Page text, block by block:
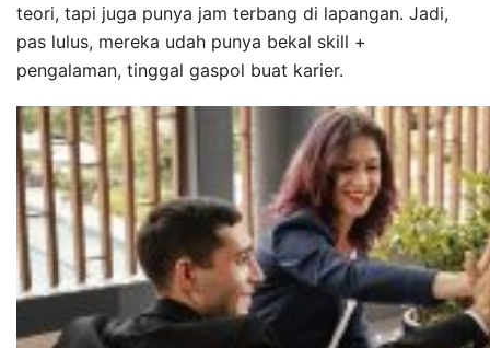
teori, tapi juga punya jam terbang di lapangan. Jadi,
pas lulus, mereka udah punya bekal skill +
pengalaman, tinggal gaspol buat karier.